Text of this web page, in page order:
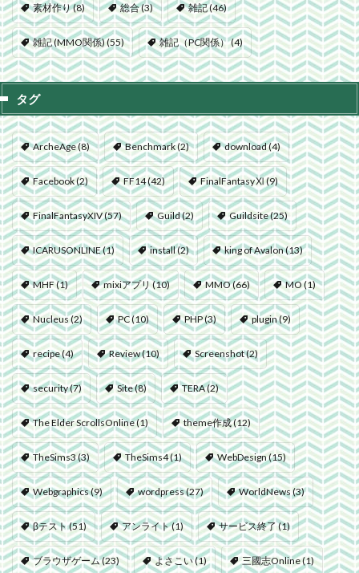
素材作り(8) 総合(3) 雑記(46)
雑記 (MMO関係)(55) 雑記（PC関係）(4)
タグ
ArcheAge(8) Benchmark(2) download(4)
Facebook(2) FF14(42) FinalFantasyⅪ(9)
FinalFantasyXIV(57) Guild(2) Guildsite(25)
ICARUSONLINE(1) install(2) king of Avalon(13)
MHF(1) mixiアプリ(10) MMO(66) MO(1)
Nucleus(2) PC(10) PHP(3) plugin(9)
recipe(4) Review(10) Screenshot(2)
security(7) Site(8) TERA(2)
The Elder ScrollsOnline(1) theme作成(12)
TheSims3(3) TheSims4(1) WebDesign(15)
Webgraphics(9) wordpress(27) WorldNews(3)
βテスト(51) アンライト(1) サービス終了(1)
ブラウザゲーム(23) よさこい(1) 三國志Online(1)